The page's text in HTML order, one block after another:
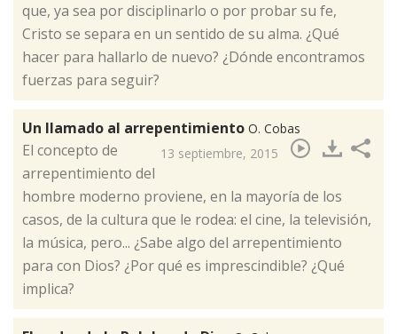
que, ya sea por disciplinarlo o por probar su fe,
Cristo se separa en un sentido de su alma. ¿Qué
hacer para hallarlo de nuevo? ¿Dónde encontramos
fuerzas para seguir?
Un llamado al arrepentimiento O. Cobas
13 septiembre, 2015
​El concepto de
arrepentimiento del
hombre moderno proviene, en la mayoría de los
casos, de la cultura que le rodea: el cine, la televisión,
la música, pero... ¿Sabe algo del arrepentimiento
para con Dios? ¿Por qué es imprescindible? ¿Qué
implica?